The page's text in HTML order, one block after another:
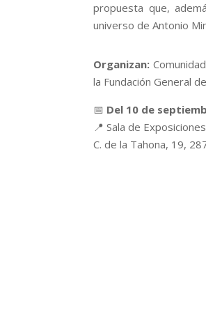
propuesta que,
universo de Antonio
Organizan:
la Fundación General
📅 Del 10 de
📍 Sala de
C. de la Tahona, 19,